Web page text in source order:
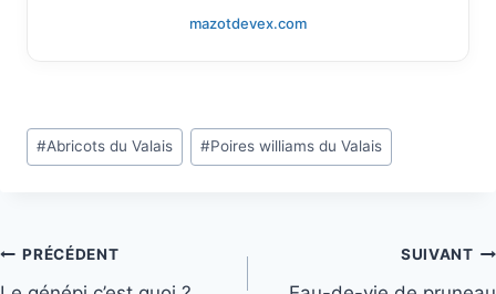
mazotdevex.com
Étiquettes
de
#Abricots du Valais #Poires williams du Valais
Navigation
PRÉCÉDENT SUIVANT